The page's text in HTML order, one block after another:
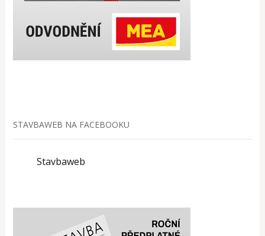
STAVBAWEB NA FACEBOOKU
Stavbaweb